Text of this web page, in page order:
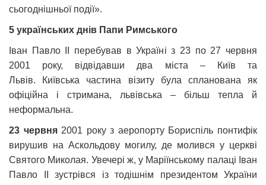
сьогоднішньої події».
5 українських днів Папи Римського
Іван Павло ІІ перебував в Україні з 23 по 27 червня
2001 року, відвідавши два міста – Київ та
Львів. Київська частина візиту була спланована як
офіційна і стримана, львівська – більш тепла й
неформальна.
23 червня2001 року з аеропорту Бориспіль понтифік
вирушив на Аскольдову могилу, де молився у церкві
Святого Миколая. Увечері ж, у Маріїнському палаці Іван
Павло ІІ зустрівся із тодішнім президентом України